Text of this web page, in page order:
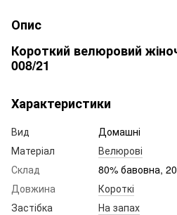
Опис
Короткий велюровий
008/21
Характеристики
Вид
Домашні
Матеріал
Велюрові
Склад
80% бавовна,
Довжина
Короткі
Застібка
На запах